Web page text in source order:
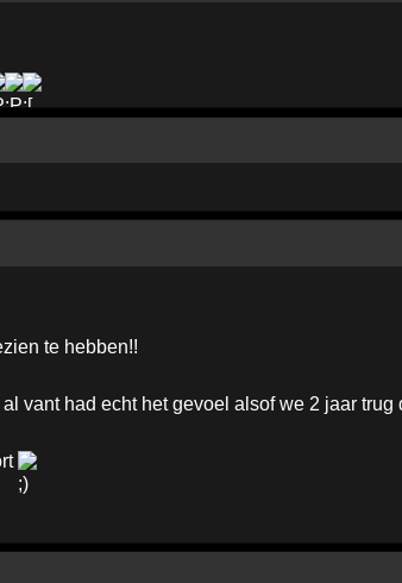
te hebben!!
vant had echt het gevoel alsof we 2 jaar trug